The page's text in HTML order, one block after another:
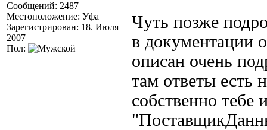
Сообщений: 2487
Местоположение: Уфа
Зарегистрирован: 18. Июля
2007
Пол:
Чуть позже
в документации
описан очень
там ответы
собственно тебе